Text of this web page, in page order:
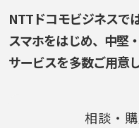
NTTドコモビジネスで
スマホをはじめ、 中堅
サービスを多数ご用意
相談・